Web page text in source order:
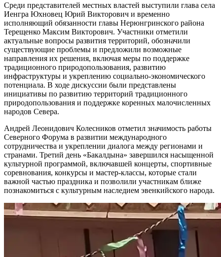
Среди представителей местных властей выступили глава села
Иенгра Юхновец Юрий Викторович и временно
исполняющий обязанности главы Нерюнгринского района
Терещенко Максим Викторович. Участники отметили
актуальные вопросы развития территорий, обозначили
существующие проблемы и предложили возможные
направления их решения, включая меры по поддержке
традиционного природопользования, развитию
инфраструктуры и укреплению социально-экономического
потенциала. В ходе дискуссии были представлены
инициативы по развитию территорий традиционного
природопользования и поддержке коренных малочисленных
народов Севера.
Андрей Леонидович Колесников отметил значимость работы
Северного Форума в развитии международного
сотрудничества и укреплении диалога между регионами и
странами. Третий день «Бакалдына» завершился насыщенной
культурной программой, включавшей концерты, спортивные
соревнования, конкурсы и мастер-классы, которые стали
важной частью праздника и позволили участникам ближе
познакомиться с культурным наследием эвенкийского народа.